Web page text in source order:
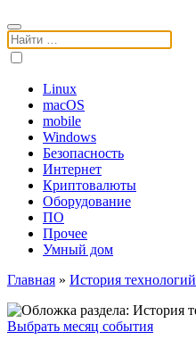
Поиск:
Linux
macOS
mobile
Windows
Безопасность
Интернет
Криптовалюты
Оборудование
ПО
Прочее
Умный дом
Главная » История технологий
Выбрать месяц события